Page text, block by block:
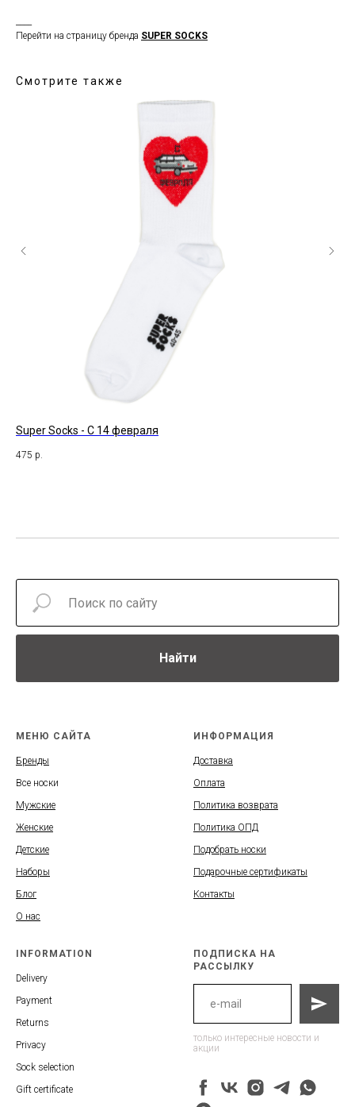
Перейти на страницу бренда SUPER SOCKS
Смотрите также
Super Socks - С 14 февраля
475 р.
Найти
МЕНЮ САЙТА
Бренды
Все носки
Мужские
Женские
Детские
Наборы
Блог
О нас
ИНФОРМАЦИЯ
Доставка
Оплата
Политика возврата
Политика ОПД
Подобрать носки
Подарочные сертификаты
Контакты
INFORMATION
Delivery
Payment
Returns
Privacy
Sock selection
Gift certificate
ПОДПИСКА НА
РАССЫЛКУ
только интересные новости и
акции